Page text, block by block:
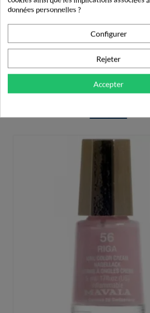
4,90 €
PRODUITS DE LA MÊME
données personnelles ?
Configurer
Rejeter
Accepter